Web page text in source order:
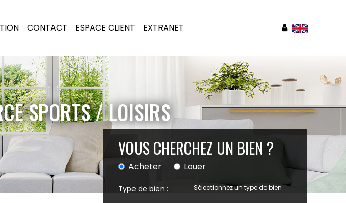
CONTACT ESPACE CLIENT EXTRANET
SPORTS / LOISIRS
VOUS CHERCHEZ UN BIEN ?
Acheter Louer
Type de bien : Sélectionnez un type de bien